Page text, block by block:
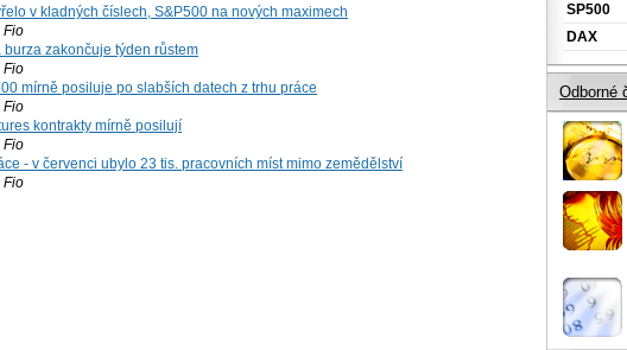
v kladných číslech, S&P500 na nových maximech
burza zakončuje týden růstem
mírně posiluje po slabších datech z trhu práce
kontrakty mírně posilují
- v červenci ubylo 23 tis. pracovních míst mimo zemědělství
SP500
DAX
Odborné